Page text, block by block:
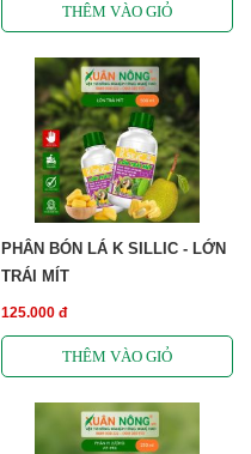
PHÂN BÓN LÁ K SILLIC - LỚN
TRÁI MÍT
125.000 đ